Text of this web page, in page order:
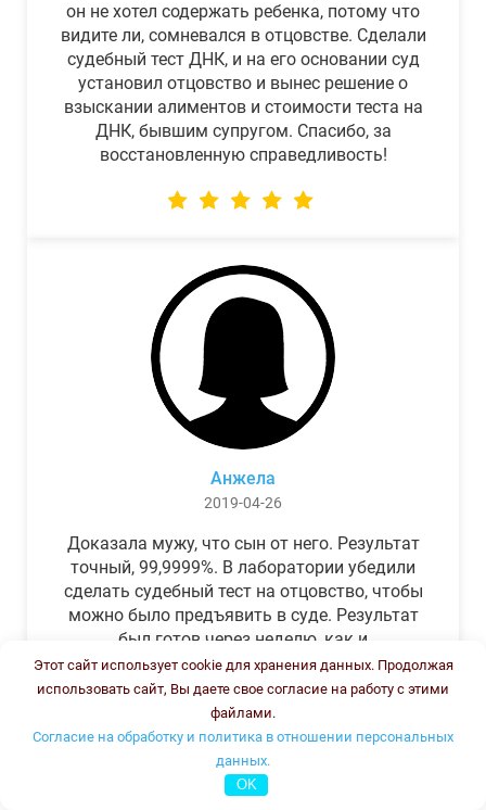
он не хотел содержать ребенка, потому что
видите ли, сомневался в отцовстве. Сделали
судебный тест ДНК, и на его основании суд
установил отцовство и вынес решение о
взыскании алиментов и стоимости теста на
ДНК, бывшим супругом. Спасибо, за
восстановленную справедливость!
Анжела
2019-04-26
Доказала мужу, что сын от него. Результат
точный, 99,9999%. В лаборатории убедили
сделать судебный тест на отцовство, чтобы
можно было предъявить в суде. Результат
был готов через неделю, как и
обещали.Теперь муж бегает и извиняется.
Этот сайт использует cookie для хранения данных. Продолжая
использовать сайт, Вы даете свое согласие на работу с этими
файлами.
Согласие на обработку и политика в отношении персональных
данных.
OK